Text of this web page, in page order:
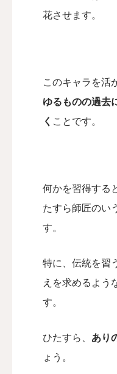
花させます。
このキャラを活
ゆるものの過去
く ことです。
何かを習得する
たすら師匠のい
す。
特に、伝統を習
えを求めるよう
す。
ひたすら、 あり
ょう。